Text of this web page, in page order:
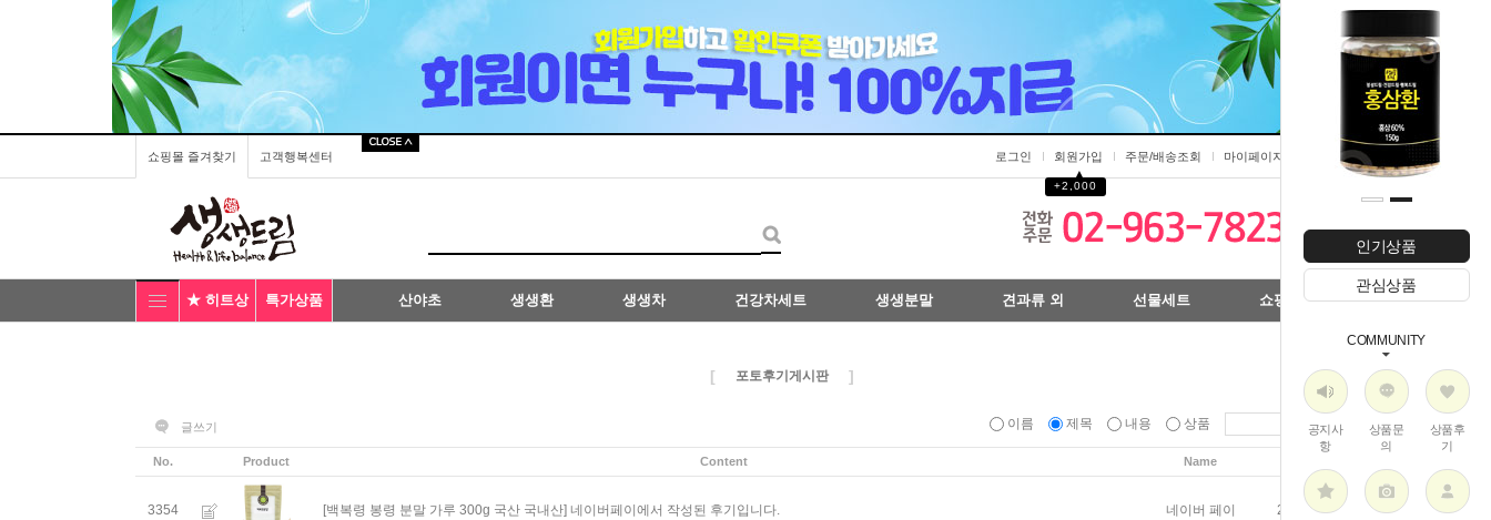
인기상품
관심상품
COMMUNITY
공지사
항
상품문
의
상품후
기
쇼핑몰 즐겨찾기 고객행복센터 로그인 회원가입
▲
+2,000
주문/배송조회 마이페이지
★ 히트상 특가상품 산야초 생생환 생생차 건강차세트 생생분말 견과류 외 선물세트 쇼핑스토리
[ 포토후기게시판 ]
글쓰기 이름 제목 내용 상품
No. Product Content Name
3354 [백복령 봉령 분말 가루 300g 국산 국내산] 네이버페이에서 작성된 후기입니다. 네이버 페이 2026/07/15 16